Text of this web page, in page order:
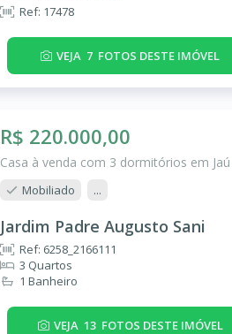
Ref: 17478
VEJA 7 FOTOS DESTE IMÓVEL
R$ 220.000,00
Casa à venda com 3 dormitórios em Jaú
Mobiliado ...
Jardim Padre Augusto Sani
Ref: 6258_2166111
3 Quartos
1 Banheiro
VEJA 13 FOTOS DESTE IMÓVEL